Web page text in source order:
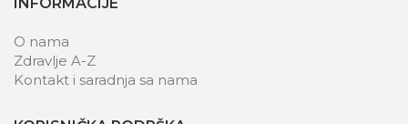
O nama
Zdravlje A-Z
Kontakt i saradnja sa nama